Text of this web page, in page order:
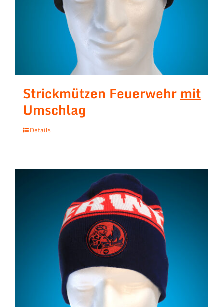
Strickmützen Feuerwehr mit
Umschlag
Details